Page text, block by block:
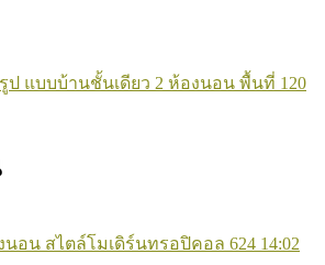
ป แบบบ้านชั้นเดียว 2 ห้องนอน พื้นที่ 120
624 14:02